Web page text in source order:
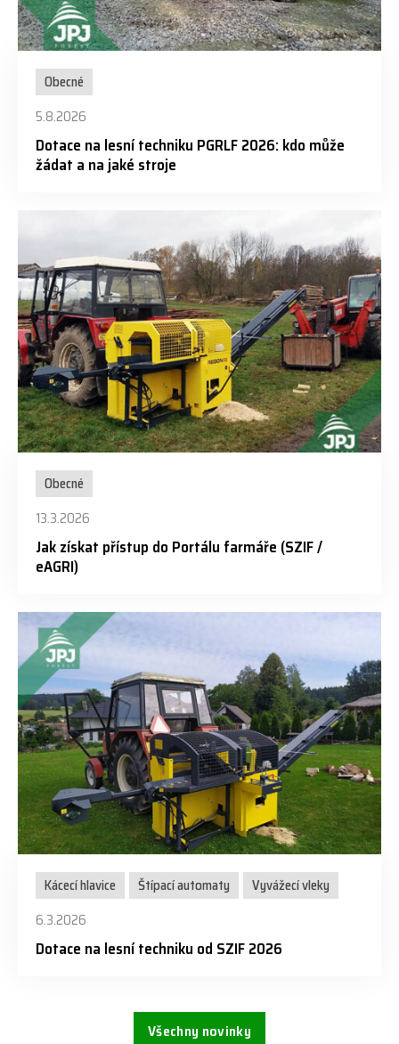
Obecné
5.8.2026
Dotace na lesní techniku PGRLF 2026: kdo může
žádat a na jaké stroje
Obecné
13.3.2026
Jak získat přístup do Portálu farmáře (SZIF /
eAGRI)
Kácecí hlavice Štípací automaty
Vyvážecí vleky
6.3.2026
Dotace na lesní techniku od SZIF 2026
Všechny novinky